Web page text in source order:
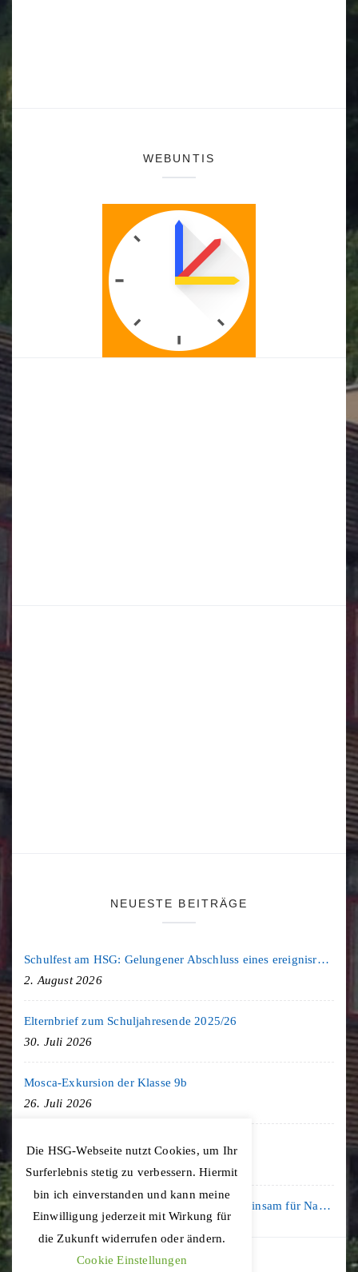
WEBUNTIS
NEUESTE BEITRÄGE
Schulfest am HSG: Gelungener Abschluss eines ereignisreichen Schuljahres
2. August 2026
Elternbrief zum Schuljahresende 2025/26
30. Juli 2026
Mosca-Exkursion der Klasse 9b
26. Juli 2026
Freiburg-Exkursion des Geschichte LK
Kooperation mit der KLIMA ARENA: Gemeinsam für Nachhaltigkeit und Klimaschutz
16. Juli 2026
Die HSG-Webseite nutzt Cookies, um Ihr
Surferlebnis stetig zu verbessern. Hiermit
bin ich einverstanden und kann meine
Einwilligung jederzeit mit Wirkung für
die Zukunft widerrufen oder ändern.
Cookie Einstellungen